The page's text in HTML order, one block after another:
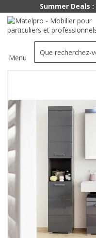
Menu
Summer Deals :